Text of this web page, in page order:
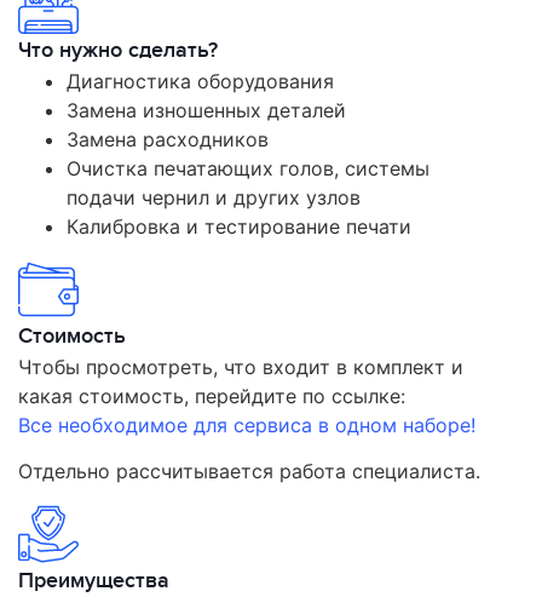
Что нужно сделать?
Диагностика оборудования
Замена изношенных деталей
Замена расходников
Очистка печатающих голов, системы
подачи чернил и других узлов
Калибровка и тестирование печати
Стоимость
Чтобы просмотреть, что входит в комплект и
какая стоимость, перейдите по ссылке:
Все необходимое для сервиса в одном наборе!
Отдельно рассчитывается работа специалиста.
Преимущества